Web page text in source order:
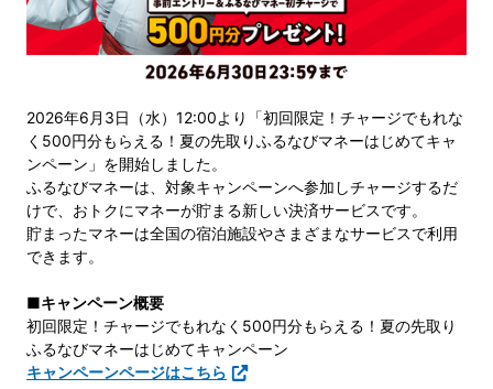
2026年6月3日（水）12:00より「初回限定！チャージでもれな
く500円分もらえる！夏の先取りふるなびマネーはじめてキャ
ンペーン」を開始しました。
ふるなびマネーは、対象キャンペーンへ参加しチャージするだ
けで、おトクにマネーが貯まる新しい決済サービスです。
貯まったマネーは全国の宿泊施設やさまざまなサービスで利用
できます。
■キャンペーン概要
初回限定！チャージでもれなく500円分もらえる！夏の先取り
ふるなびマネーはじめてキャンペーン
キャンペーンページはこちら